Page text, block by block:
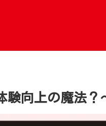
験向上の魔法